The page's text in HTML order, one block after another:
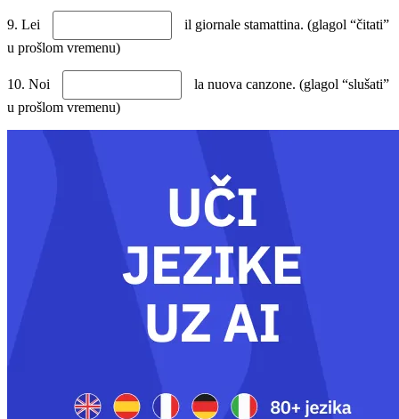
9. Lei
il giornale stamattina. (glagol “čitati”
u prošlom vremenu)
10. Noi
la nuova canzone. (glagol “slušati”
u prošlom vremenu)